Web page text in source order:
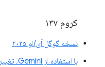
کروم ۱۳۷
نسخه گوگل آی/او ۲۰۲۵